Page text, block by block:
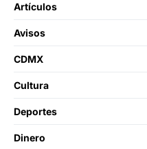
Artículos
Avisos
CDMX
Cultura
Deportes
Dinero